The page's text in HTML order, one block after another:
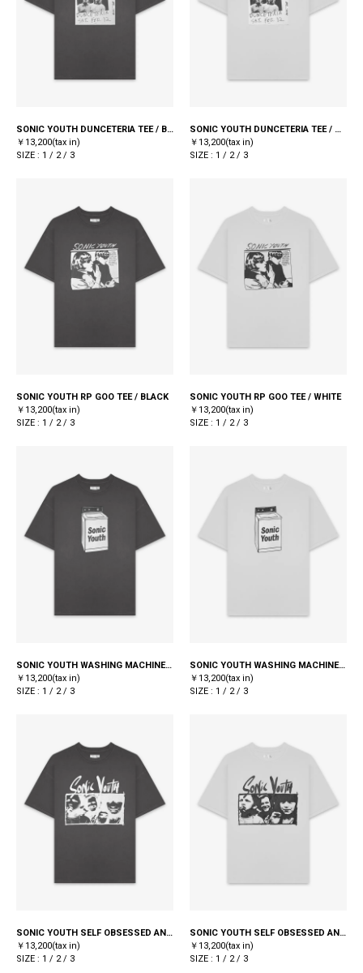
SONIC YOUTH DUNCETERIA TEE / BLACK
￥13,200(tax in)
SIZE : 1 / 2 / 3
SONIC YOUTH DUNCETERIA TEE / WHITE
￥13,200(tax in)
SIZE : 1 / 2 / 3
SONIC YOUTH RP GOO TEE / BLACK
￥13,200(tax in)
SIZE : 1 / 2 / 3
SONIC YOUTH RP GOO TEE / WHITE
￥13,200(tax in)
SIZE : 1 / 2 / 3
SONIC YOUTH WASHING MACHINE TEE / BLACK
￥13,200(tax in)
SIZE : 1 / 2 / 3
SONIC YOUTH WASHING MACHINE TEE / WHITE
￥13,200(tax in)
SIZE : 1 / 2 / 3
SONIC YOUTH SELF OBSESSED AND SEXXEE TEE / BLACK
￥13,200(tax in)
SIZE : 1 / 2 / 3
SONIC YOUTH SELF OBSESSED AND SEXXEE TEE / WHITE
￥13,200(tax in)
SIZE : 1 / 2 / 3